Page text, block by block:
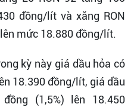
đồng/lít và xăng RON
mức 18.880 đồng/lít.
kỳ này giá dầu hỏa có
18.390 đồng/lít, giá dầu
(1,5%) lên 18.450